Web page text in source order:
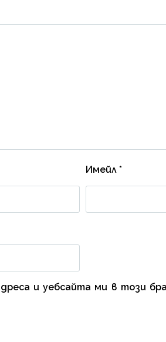
Имейл*
и уебсайта ми в този